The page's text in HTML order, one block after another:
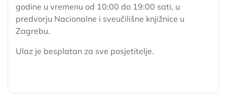
godine u vremenu od 10:00 do 19:00 sati, u
predvorju Nacionalne i sveučilišne knjižnice u
Zagrebu.
Ulaz je besplatan za sve posjetitelje.